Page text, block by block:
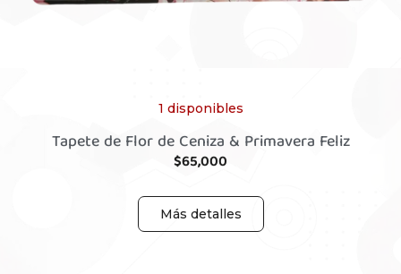
1 disponibles
Tapete de Flor de Ceniza & Primavera Feliz
$65,000
Más detalles